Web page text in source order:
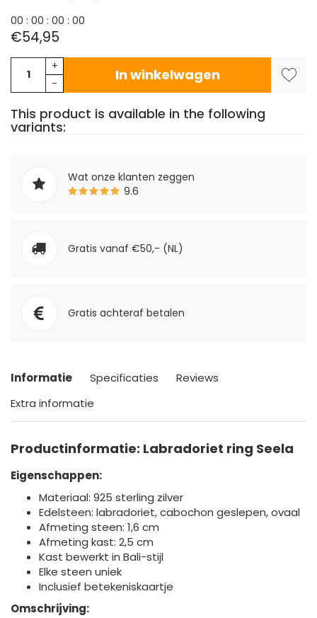
00 : 00 : 00 : 00
€54,95
+
-
In winkelwagen
This product is available in the following
variants:
Wat onze klanten zeggen
9.6
Gratis vanaf €50,- (NL)
Gratis achteraf betalen
Informatie Specificaties
Reviews
Extra informatie
Productinformatie: Labradoriet ring Seela
Eigenschappen:
Materiaal: 925 sterling zilver
Edelsteen: labradoriet, cabochon geslepen, ovaal
Afmeting steen: 1,6 cm
Afmeting kast: 2,5 cm
Kast bewerkt in Bali-stijl
Elke steen uniek
Inclusief betekeniskaartje
Omschrijving: